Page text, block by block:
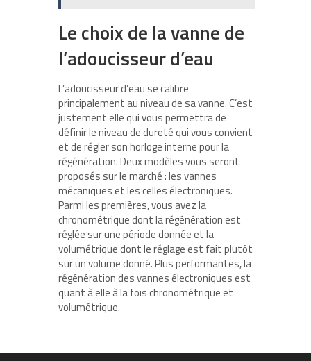
Le choix de la vanne de
l’adoucisseur d’eau
L’adoucisseur d’eau se calibre
principalement au niveau de sa vanne. C’est
justement elle qui vous permettra de
définir le niveau de dureté qui vous convient
et de régler son horloge interne pour la
régénération. Deux modèles vous seront
proposés sur le marché : les vannes
mécaniques et les celles électroniques.
Parmi les premières, vous avez la
chronométrique dont la régénération est
réglée sur une période donnée et la
volumétrique dont le réglage est fait plutôt
sur un volume donné. Plus performantes, la
régénération des vannes électroniques est
quant à elle à la fois chronométrique et
volumétrique.